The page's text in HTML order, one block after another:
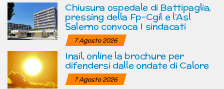
Chiusura ospedale di Battipaglia,
pressing della Fp-Cgil e l’Asl
Salerno convoca I sindacati
7 Agosto 2026
Inail, online la brochure per
difendersi dalle ondate di Calore
7 Agosto 2026